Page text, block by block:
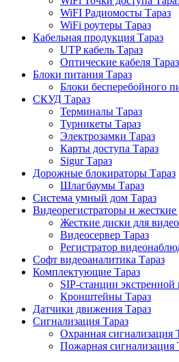
WiFI Радиомосты Тараз
WiFi роутеры Тараз
Кабельная продукция Тараз
UTP кабель Тараз
Оптические кабеля Тараз
Блоки питания Тараз
Блоки бесперебойного
СКУД Тараз
Терминалы Тараз
Турникеты Тараз
Электрозамки Тараз
Карты доступа Тараз
Sigur Тараз
Дорожные блокираторы Тараз
Шлагбаумы Тараз
Система умный дом Тараз
Видеорегистраторы и жесткие
Жесткие диски для
Видеосервер Тараз
Регистратор
Софт видеоаналитика Тараз
Комплектующие Тараз
SIP-станции
Кронштейны Тараз
Датчики движения Тараз
Сигнализация Тараз
Охранная сигнализация
Пожарная сигнализация